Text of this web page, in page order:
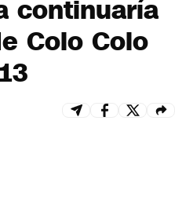
continuaría
Colo Colo